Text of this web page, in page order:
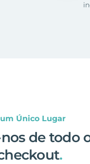
Único Lugar
de todo
.